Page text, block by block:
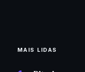
MAIS LIDAS